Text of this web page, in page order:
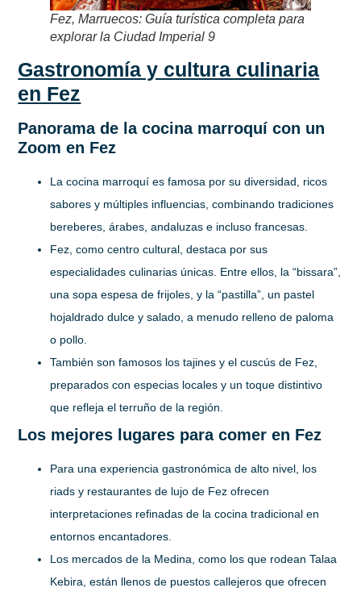
Fez, Marruecos: Guía turística completa para
explorar la Ciudad Imperial 9
Gastronomía y cultura culinaria
en Fez
Panorama de la cocina marroquí con un
Zoom en Fez
La cocina marroquí es famosa por su diversidad, ricos
sabores y múltiples influencias, combinando tradiciones
bereberes, árabes, andaluzas e incluso francesas.
Fez, como centro cultural, destaca por sus
especialidades culinarias únicas. Entre ellos, la “bissara”,
una sopa espesa de frijoles, y la “pastilla”, un pastel
hojaldrado dulce y salado, a menudo relleno de paloma
o pollo.
También son famosos los tajines y el cuscús de Fez,
preparados con especias locales y un toque distintivo
que refleja el terruño de la región.
Los mejores lugares para comer en Fez
Para una experiencia gastronómica de alto nivel, los
riads y restaurantes de lujo de Fez ofrecen
interpretaciones refinadas de la cocina tradicional en
entornos encantadores.
Los mercados de la Medina, como los que rodean Talaa
Kebira, están llenos de puestos callejeros que ofrecen